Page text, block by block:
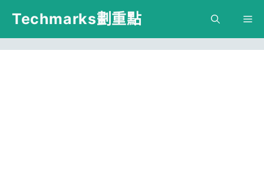
跳
主
Techmarks劃重點